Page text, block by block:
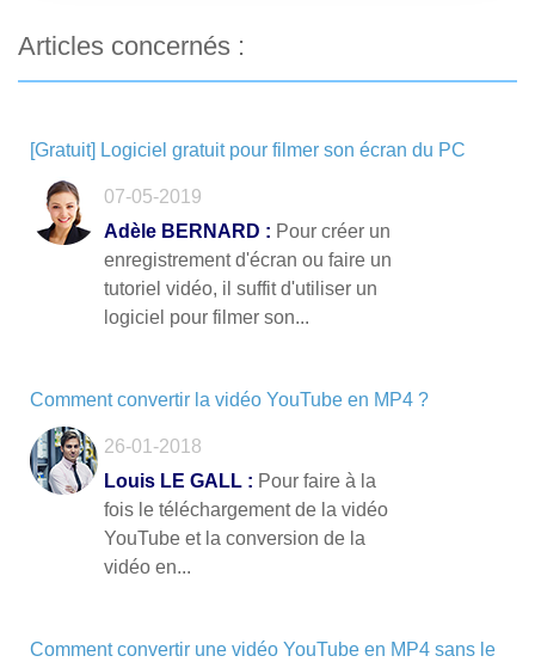
Articles concernés :
[Gratuit] Logiciel gratuit pour filmer son écran du PC
07-05-2019
Adèle BERNARD : Pour créer un
enregistrement d'écran ou faire un
tutoriel vidéo, il suffit d'utiliser un
logiciel pour filmer son...
Comment convertir la vidéo YouTube en MP4 ?
26-01-2018
Louis LE GALL : Pour faire à la
fois le téléchargement de la vidéo
YouTube et la conversion de la
vidéo en...
Comment convertir une vidéo YouTube en MP4 sans le